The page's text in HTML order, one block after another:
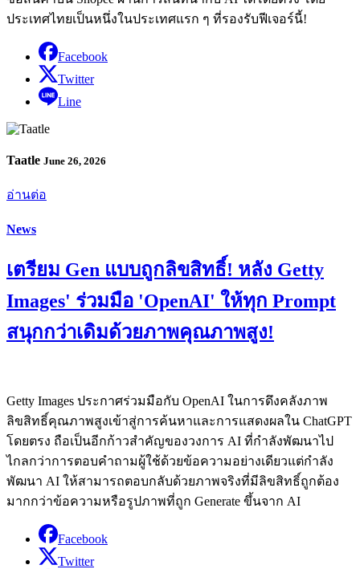
ประเทศไทยเป็นหนึ่งในประเทศแรก ๆ ที่รองรับฟีเจอร์นี้!
Facebook
Twitter
Line
Taatle June 26, 2026
อ่านต่อ
News
เตรียม Gen แบบถูกลิขสิทธิ์! หลัง Getty
Images' ร่วมมือ 'OpenAI' ให้ทุก Prompt
สนุกกว่าเดิมด้วยภาพคุณภาพสูง!
Getty Images ประกาศร่วมมือกับ OpenAI ในการดึงคลังภาพ
ลิขสิทธิ์คุณภาพสูงเข้าสู่การค้นหาและการแสดงผลใน ChatGPT
โดยตรง ถือเป็นอีกก้าวสำคัญของวงการ AI ที่กำลังพัฒนาไป
ไกลกว่าการตอบคำถามผู้ใช้ด้วยข้อความอย่างเดียวแต่กำลัง
พัฒนา AI ให้สามารถตอบกลับด้วยภาพจริงที่มีลิขสิทธิ์ถูกต้อง
มากกว่าข้อความหรือรูปภาพที่ถูก Generate ขึ้นจาก AI
Facebook
Twitter